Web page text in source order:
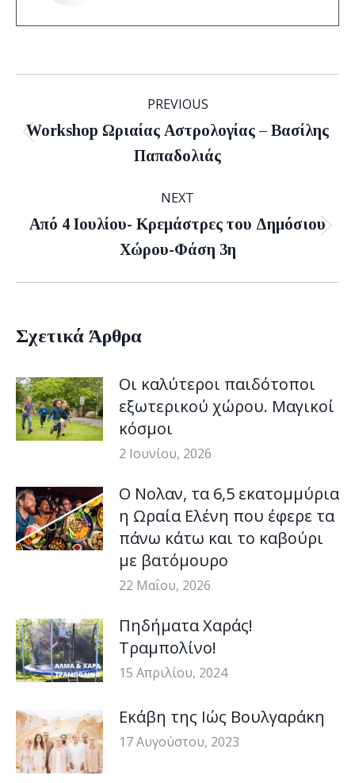
navigation
PREVIOUS
Previous
post:
Workshop Ωριαίας Αστρολογίας – Βασίλης
Παπαδολιάς
NEXT
Next
post:
Από 4 Ιουλίου- Κρεμάστρες του Δημόσιου
Χώρου-Φάση 3η
Σχετικά Άρθρα
Οι καλύτεροι παιδότοποι
εξωτερικού χώρου. Μαγικοί
κόσμοι
2 Ιουνίου, 2026
Ο Νολαν, τα 6,5 εκατομμύρια
η Ωραία Ελένη που έφερε τα
πάνω κάτω και το καβούρι
με βατόμουρο
22 Μαΐου, 2026
Πηδήματα Χαράς!
Τραμπολίνο!
15 Απριλίου, 2024
Εκάβη της Ιώς Βουλγαράκη
17 Αυγούστου, 2023